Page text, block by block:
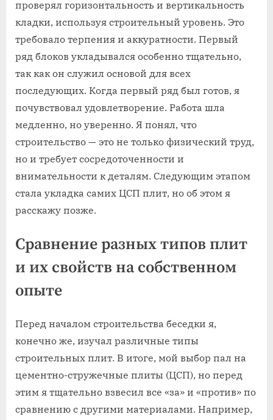
проверял горизонтальность и вертикальность
кладки, используя строительный уровень. Это
требовало терпения и аккуратности. Первый
ряд блоков укладывался особенно тщательно,
так как он служил основой для всех
последующих. Когда первый ряд был готов, я
почувствовал удовлетворение. Работа шла
медленно, но уверенно. Я понял, что
строительство — это не только физический труд,
но и требует сосредоточенности и
внимательности к деталям. Следующим этапом
стала укладка самих ЦСП плит, но об этом я
расскажу позже.
Сравнение разных типов плит
и их свойств на собственном
опыте
Перед началом строительства беседки я,
конечно же, изучал различные типы
строительных плит. В итоге, мой выбор пал на
цементно-стружечные плиты (ЦСП), но перед
этим я тщательно взвесил все «за» и «против» по
сравнению с другими материалами. Например,